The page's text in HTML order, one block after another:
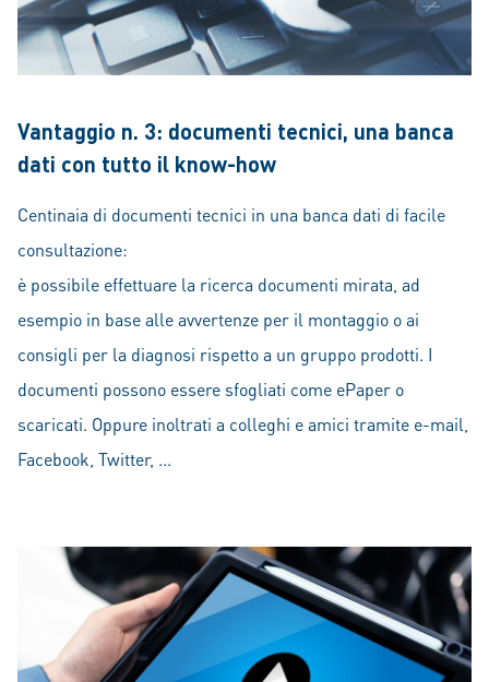
Vantaggio n. 3: documenti tecnici, una banca
dati con tutto il know-how
Centinaia di documenti tecnici in una banca dati di facile
consultazione:
è possibile effettuare la ricerca documenti mirata, ad
esempio in base alle avvertenze per il montaggio o ai
consigli per la diagnosi rispetto a un gruppo prodotti. I
documenti possono essere sfogliati come ePaper o
scaricati. Oppure inoltrati a colleghi e amici tramite e-mail,
Facebook, Twitter, ...